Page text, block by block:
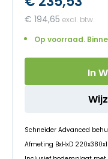
€ 194,65
Op voorraad.
In
Schneider Advanced
Afmeting BxHxD
afbeeldingen-